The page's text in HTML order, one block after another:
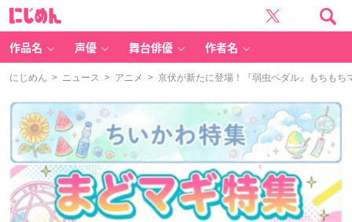
作品名 声優 舞台俳優 作者名
にじめん > ニュース > アニメ > 京伏が新たに登場！『弱虫ペダル』もちもち